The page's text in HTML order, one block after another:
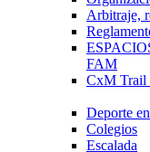
Arbitraje,
FAM
CxM
Deporte
Colegios
Escalada